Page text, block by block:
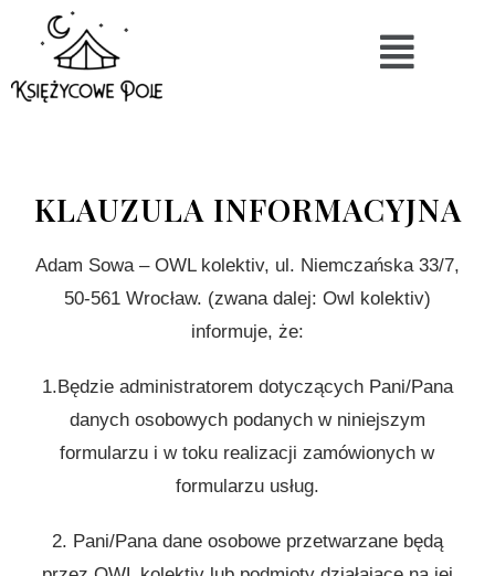
KLAUZULA INFORMACYJNA
Adam Sowa – OWL kolektiv, ul. Niemczańska 33/7,
50-561 Wrocław. (zwana dalej: Owl kolektiv)
informuje, że:
1.Będzie administratorem dotyczących Pani/Pana
danych osobowych podanych w niniejszym
formularzu i w toku realizacji zamówionych w
formularzu usług.
2. Pani/Pana dane osobowe przetwarzane będą